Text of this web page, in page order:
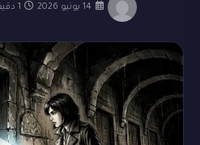
14 يونيو 2026